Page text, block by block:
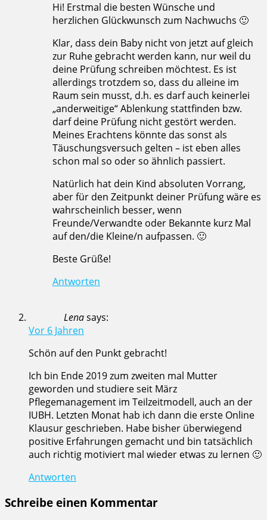
Hi! Erstmal die besten Wünsche und
herzlichen Glückwunsch zum Nachwuchs 🙂
Klar, dass dein Baby nicht von jetzt auf gleich
zur Ruhe gebracht werden kann, nur weil du
deine Prüfung schreiben möchtest. Es ist
allerdings trotzdem so, dass du alleine im
Raum sein musst, d.h. es darf auch keinerlei
„anderweitige“ Ablenkung stattfinden bzw.
darf deine Prüfung nicht gestört werden.
Meines Erachtens könnte das sonst als
Täuschungsversuch gelten – ist eben alles
schon mal so oder so ähnlich passiert.
Natürlich hat dein Kind absoluten Vorrang,
aber für den Zeitpunkt deiner Prüfung wäre es
wahrscheinlich besser, wenn
Freunde/Verwandte oder Bekannte kurz Mal
auf den/die Kleine/n aufpassen. 🙂
Beste Grüße!
Antworten
Lenasays:
Vor 6 Jahren
Schön auf den Punkt gebracht!
Ich bin Ende 2019 zum zweiten mal Mutter
geworden und studiere seit März
Pflegemanagement im Teilzeitmodell, auch an der
IUBH. Letzten Monat hab ich dann die erste Online
Klausur geschrieben. Habe bisher überwiegend
positive Erfahrungen gemacht und bin tatsächlich
auch richtig motiviert mal wieder etwas zu lernen 🙂
Antworten
Schreibe einen Kommentar